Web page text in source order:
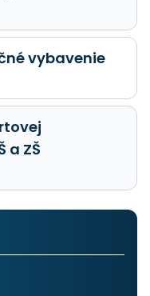
vybavenie
a ZŠ